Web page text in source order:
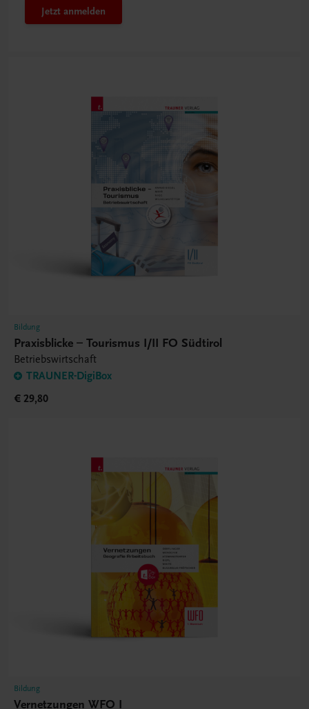
Jetzt anmelden
Bildung
Praxisblicke – Tourismus I/II FO Südtirol
Betriebswirtschaft
TRAUNER-DigiBox
€ 29,80
Bildung
Vernetzungen WFO I